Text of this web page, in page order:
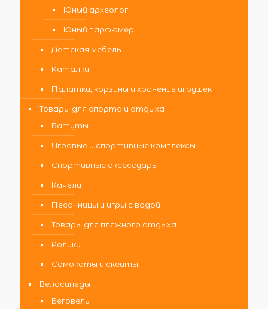
Юный археолог
Юный парфюмер
Детская мебель
Каталки
Палатки, корзины и хранение игрушек
Товары для спорта и отдыха
Батуты
Игровые и спортивные комплексы
Спортивные аксессуары
Качели
Песочницы и игры с водой
Товары для пляжного отдыха
Ролики
Самокаты и скейты
Велосипеды
Беговелы